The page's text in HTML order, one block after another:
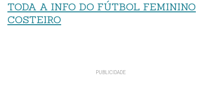
TODA A INFO DO FÚTBOL FEMININO
COSTEIRO